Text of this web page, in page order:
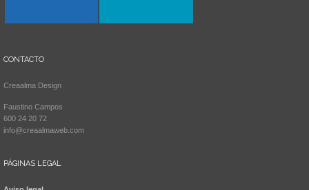
CONTACTO
Creaalma Design
Faustino Campos
600 24 20 72
info@creaalmaweb.com
PÁGINAS LEGAL